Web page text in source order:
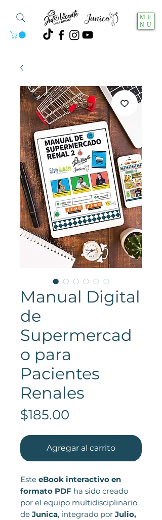
ME
NU
Manual Digital
de
Supermercad
o para
Pacientes
Renales
$185.00
Agregar al carrito
Este eBook interactivo en
formato PDF ha sido creado
por el equipo multidisciplinario
de Junica, integrado por Julio,